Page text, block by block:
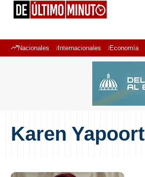
Nacionales Internacionales Economía
Karen Yapoort